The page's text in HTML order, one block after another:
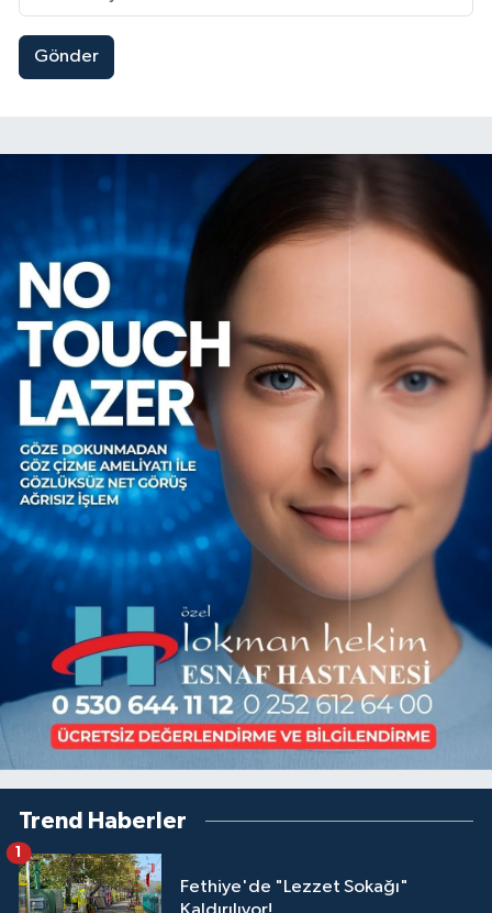
Gönder
Trend Haberler
Fethiye'de "Lezzet Sokağı"
1